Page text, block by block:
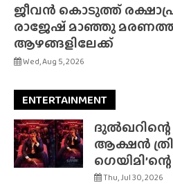
ജീവൻ കൊടുത്ത്
രാജേഷ് മാഞ്ഞു
ആഴങ്ങളിലേക്ക്
Wed, Aug 5, 2026
ENTERTAINMENT
ആക്ഷൻ
Thu, Jul 30, 2026